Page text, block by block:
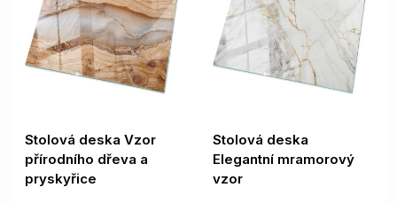
Stolová deska Vzor
přírodního dřeva a
pryskyřice
Stolová deska
Elegantní mramorový
vzor